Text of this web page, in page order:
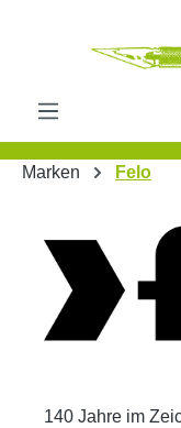
Marken Felo
140 Jahre im